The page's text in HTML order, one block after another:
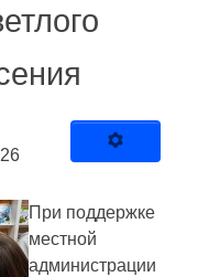
При поддержке
местной
администрации